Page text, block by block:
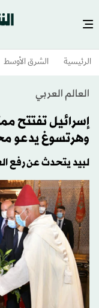
الرئيسية الشرق الأوسط​
العالم العربي
إسرائيل تفتتح
وهرتسوغ يدعو
لبيد يتحدث عن رفع